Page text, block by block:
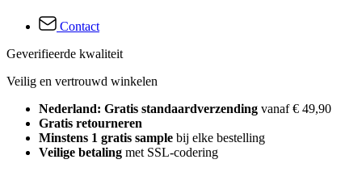
Contact
Geverifieerde kwaliteit
Veilig en vertrouwd winkelen
Nederland: Gratis standaardverzending vanaf € 49,90
Gratis retourneren
Minstens 1 gratis sample bij elke bestelling
Veilige betaling met SSL-codering